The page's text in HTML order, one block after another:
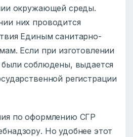
окружающей среды.
них проводится
Единым санитарно-
Если при изготовлении
были соблюдены, выдается
регистрации
по оформлению СГР
Но удобнее этот